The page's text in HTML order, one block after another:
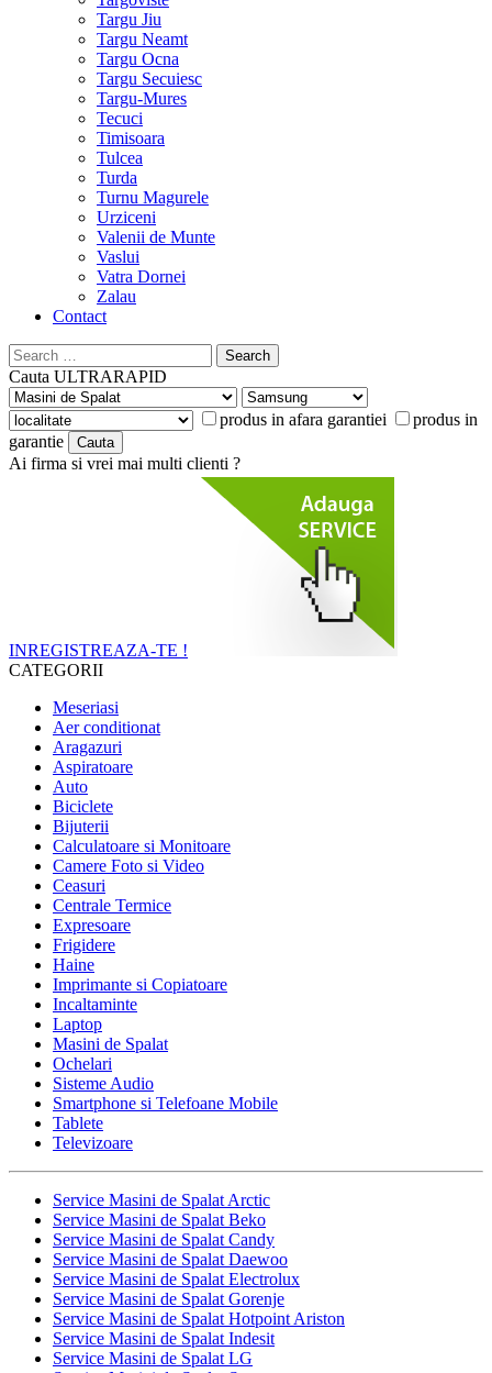
Targu Jiu
Targu Neamt
Targu Ocna
Targu Secuiesc
Targu-Mures
Tecuci
Timisoara
Tulcea
Turda
Turnu Magurele
Urziceni
Valenii de Munte
Vaslui
Vatra Dornei
Zalau
Contact
Search
for:
Cauta ULTRARAPID
produs in afara garantiei
produs in
garantie
Ai firma si vrei mai multi clienti ?
INREGISTREAZA-TE !
CATEGORII
Meseriasi
Aer conditionat
Aragazuri
Aspiratoare
Auto
Biciclete
Bijuterii
Calculatoare si Monitoare
Camere Foto si Video
Ceasuri
Centrale Termice
Expresoare
Frigidere
Haine
Imprimante si Copiatoare
Incaltaminte
Laptop
Masini de Spalat
Ochelari
Sisteme Audio
Smartphone si Telefoane Mobile
Tablete
Televizoare
Service Masini de Spalat Arctic
Service Masini de Spalat Beko
Service Masini de Spalat Candy
Service Masini de Spalat Daewoo
Service Masini de Spalat Electrolux
Service Masini de Spalat Gorenje
Service Masini de Spalat Hotpoint Ariston
Service Masini de Spalat Indesit
Service Masini de Spalat LG